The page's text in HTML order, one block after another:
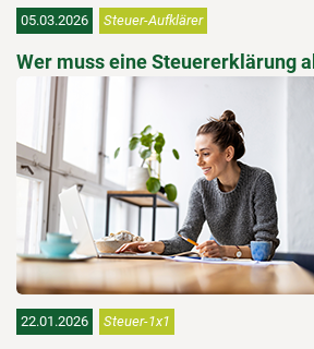
05.03.2026 Steuer-Aufklärer
Wer muss eine Steuererklärung
22.01.2026 Steuer-1x1